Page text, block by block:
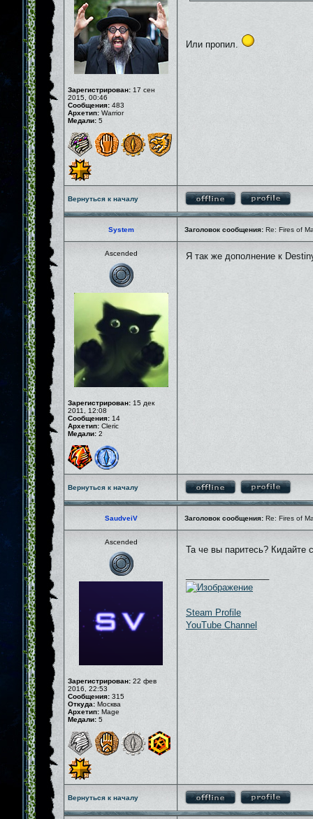
Зарегистрирован: 17 сен
2015, 00:46
Сообщения: 483
Архетип: Warrior
Медали: 5
Или пропил.
Вернуться к началу
System Заголовок сообщения: Re: Fires of
Ascended
Зарегистрирован: 15 дек
2011, 12:08
Сообщения: 14
Архетип: Cleric
Медали: 2
Я так же дополнение к
Вернуться к началу
SaudveiV Заголовок сообщения: Re: Fires of
Ascended
Зарегистрирован: 22 фев
2016, 22:53
Сообщения: 315
Откуда: Москва
Архетип: Mage
Медали: 5
Та че вы паритесь? Кидайте
Steam Profile
YouTube Channel
Вернуться к началу